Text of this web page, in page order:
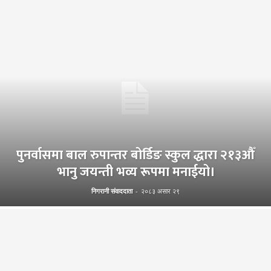
पुनर्वासमा बाल रुपान्तर बोर्डिङ स्कुल द्धारा २१३औँ
भानु जयन्ती भव्य रूपमा मनाईयो।
निगरानी संवाददाता - २०८३ असार २९